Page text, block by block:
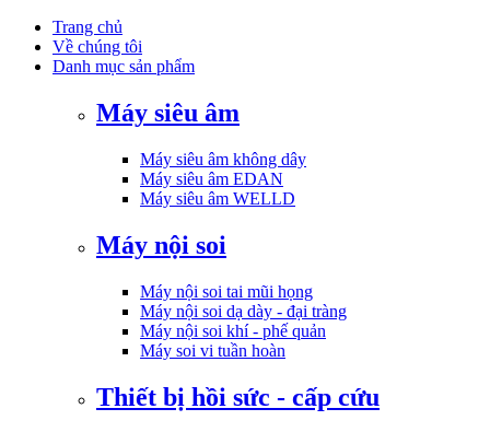
Trang chủ
Về chúng tôi
Danh mục sản phẩm
Máy siêu âm
Máy siêu âm không dây
Máy siêu âm EDAN
Máy siêu âm WELLD
Máy nội soi
Máy nội soi tai mũi họng
Máy nội soi dạ dày - đại tràng
Máy nội soi khí - phế quản
Máy soi vi tuần hoàn
Thiết bị hồi sức - cấp cứu